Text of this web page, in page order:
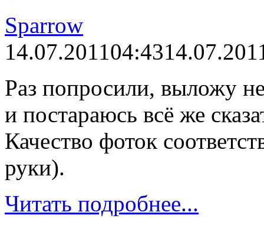
Sparrow
14.07.2011 04:43
Раз попросили, выложу
и постараюсь всё же
Качество фоток
руки).
Читать подробнее...